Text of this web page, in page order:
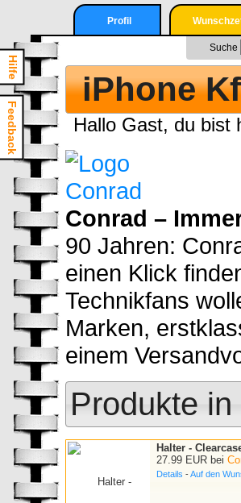
Hilfe
Feedback
Profil
Registrieren
Nur
User können
erstellen
Login
Registrieren
Suche
iPhone
Hallo Gast, du bist
Conrad –
90 Jahren:
einen Klick
Technikfans
Marken,
einem
Produkte
Halter -
27.99 EUR bei
Details -Auf den